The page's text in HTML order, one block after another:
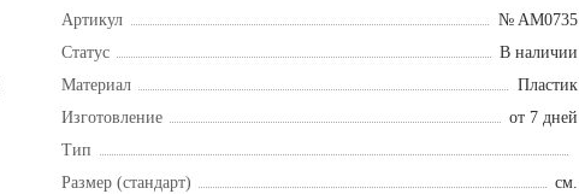
Артикул
№ AM0735
Статус
В наличии
Материал
Пластик
Изготовление
от 7 дней
Тип
Размер (стандарт)
см.